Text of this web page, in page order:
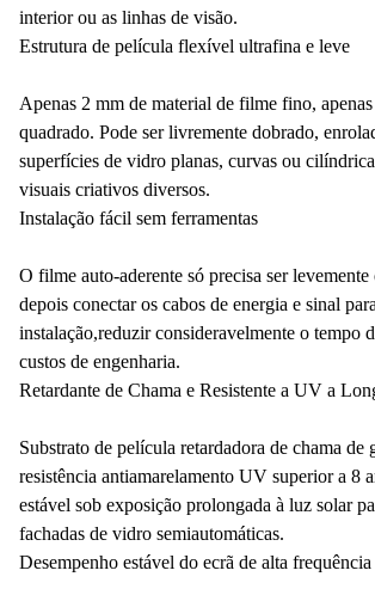
interior ou as linhas de visão.
Estrutura de película flexível ultrafina e leve
Apenas 2 mm de material de filme fino,
quadrado. Pode ser livremente dobrado,
superfícies de vidro planas, curvas ou
visuais criativos diversos.
Instalação fácil sem ferramentas
O filme auto-aderente só precisa ser
depois conectar os cabos de energia e sinal
instalação,reduzir consideravelmente o tempo
custos de engenharia.
Retardante de Chama e Resistente a UV a
Substrato de película retardadora de chama de
resistência antiamarelamento UV superior a 8
estável sob exposição prolongada à luz solar
fachadas de vidro semiautomáticas.
Desempenho estável do ecrã de alta frequência